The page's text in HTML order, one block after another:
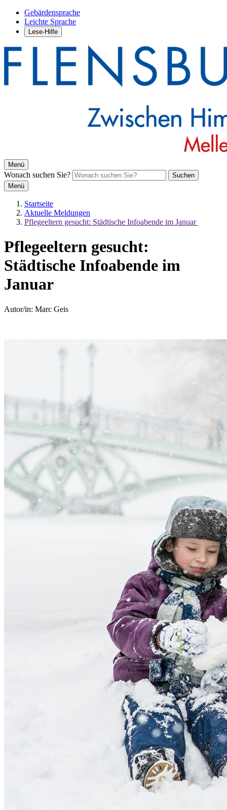
Gebärdensprache
Leichte Sprache
Lese-Hilfe
Menü
Wonach suchen Sie?
Suchen
Menü
Startseite
Aktuelle Meldungen
Pflegeeltern gesucht: Städtische Infoabende im Januar
Pflegeeltern gesucht:
Städtische Infoabende im
Januar
Autor/in: Marc Geis